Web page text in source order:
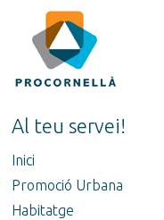
Al teu servei!
Inici
Promoció Urbana
Habitatge